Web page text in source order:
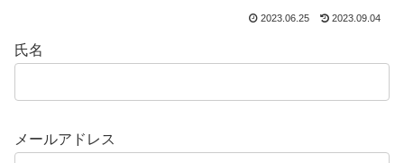
2023.06.25 2023.09.04
氏名
メールアドレス